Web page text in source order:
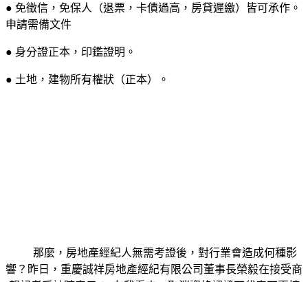
● 免徵信，免保人（退票，卡債過高，房貸遲繳）皆可承作。
申請需備文件
● 身分證正本，印鑑證明。
● 土地，建物所有權狀（正本）。
那麼，房地產經紀人無需考證後，對行業會造成何種影
響？昨日，重慶誠祥房地產經紀有限公司董事長榮毅在接受商